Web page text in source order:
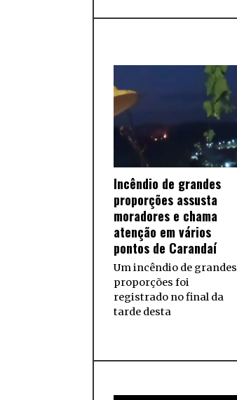
Incêndio de grandes
proporções assusta
moradores e chama
atenção em vários
pontos de Carandaí
Um incêndio de grandes
proporções foi
registrado no final da
tarde desta